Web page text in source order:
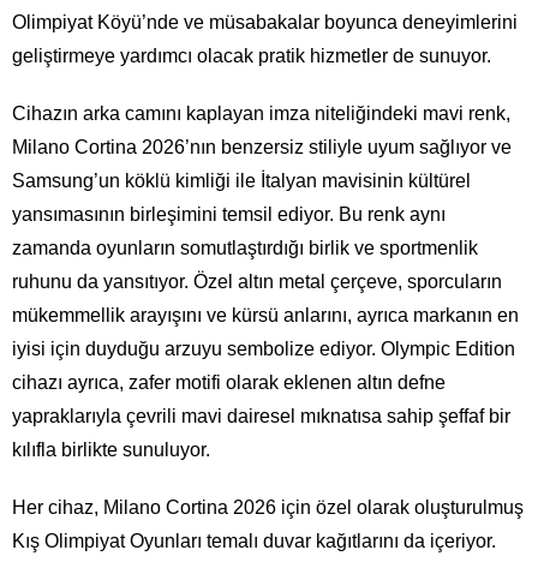
Olimpiyat Köyü’nde ve müsabakalar boyunca deneyimlerini
geliştirmeye yardımcı olacak pratik hizmetler de sunuyor.
Cihazın arka camını kaplayan imza niteliğindeki mavi renk,
Milano Cortina 2026’nın benzersiz stiliyle uyum sağlıyor ve
Samsung’un köklü kimliği ile İtalyan mavisinin kültürel
yansımasının birleşimini temsil ediyor. Bu renk aynı
zamanda oyunların somutlaştırdığı birlik ve sportmenlik
ruhunu da yansıtıyor. Özel altın metal çerçeve, sporcuların
mükemmellik arayışını ve kürsü anlarını, ayrıca markanın en
iyisi için duyduğu arzuyu sembolize ediyor. Olympic Edition
cihazı ayrıca, zafer motifi olarak eklenen altın defne
yapraklarıyla çevrili mavi dairesel mıknatısa sahip şeffaf bir
kılıfla birlikte sunuluyor.
Her cihaz, Milano Cortina 2026 için özel olarak oluşturulmuş
Kış Olimpiyat Oyunları temalı duvar kağıtlarını da içeriyor.